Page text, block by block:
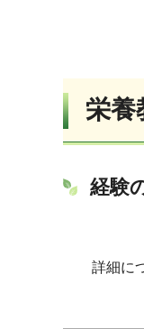
栄養
経験
詳細に